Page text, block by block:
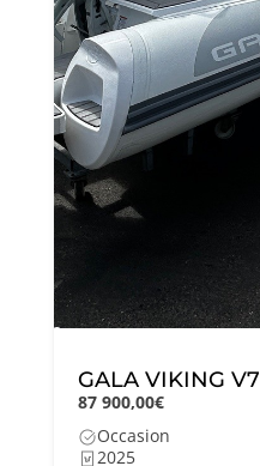
GALA VIKING V7
87 900,00€
Occasion
2025